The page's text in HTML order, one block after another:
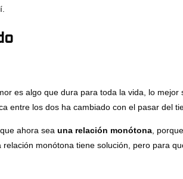
es algo que dura para toda la vida, lo
entre los dos ha cambiado con el pasar del
ahora sea una relación monótona ,
monótona tiene solución, pero para